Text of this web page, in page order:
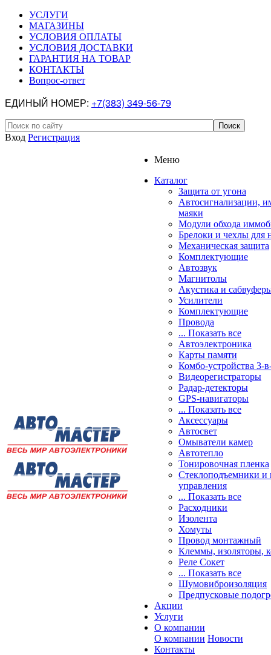
УСЛУГИ
МАГАЗИНЫ
УСЛОВИЯ ОПЛАТЫ
УСЛОВИЯ ДОСТАВКИ
ГАРАНТИЯ НА ТОВАР
КОНТАКТЫ
Вопрос-ответ
ЕДИНЫЙ НОМЕР: +7(383) 349-56-79
Вход Регистрация
Меню
Каталог
Защита от угона
Автосигнализации,
маяки
Модули обхода
Брелоки и чехлы для
Механическая защита
Комплектующие
Автозвук
Магнитолы
Акустика и
Усилители
Комплектующие
Провода
... Показать все
Автоэлектроника
Карты памяти
Комбо-устройства 3-
Видеорегистраторы
Радар-детекторы
GPS-навигаторы
... Показать все
Аксессуары
Автосвет
Омыватели камер
Автотепло
Тонировочная пленка
Стеклоподъемники и
управления
... Показать все
Расходники
Изолента
Хомуты
Провод монтажный
Клеммы, изоляторы,
Реле Сокет
... Показать все
Шумовиброизоляция
Предпусковые
Акции
Услуги
О компании
О компании Новости
Контакты